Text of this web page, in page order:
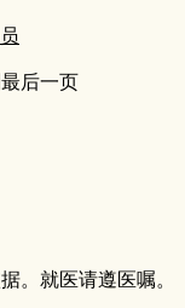
后一页
。就医请遵医嘱。